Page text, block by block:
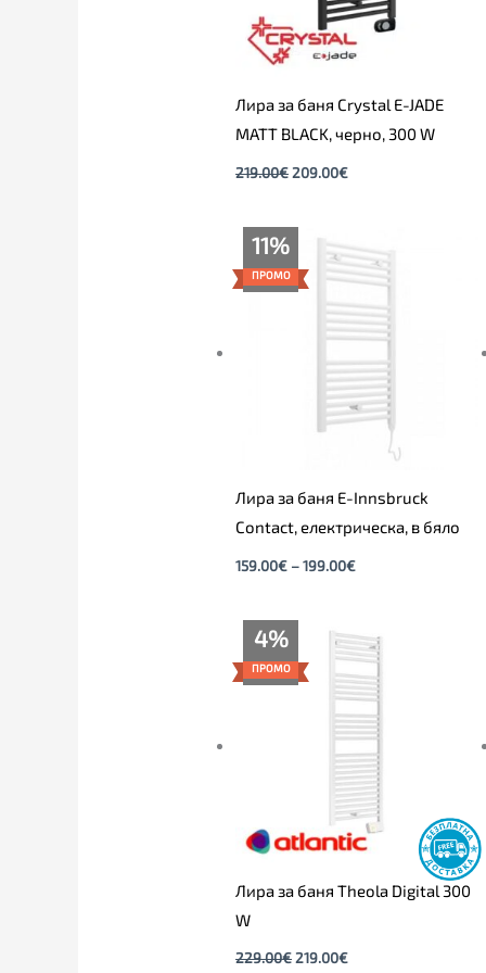
Лира за баня Crystal E-JADE
MATT BLACK, черно, 300 W
219.00€209.00€
11%
ПРОМО
Лира за баня E-Innsbruck
Contact, електрическа, в бяло
159.00€ –199.00€
range:
159.00€
through
199.00€
4%
ПРОМО
Лира за баня Theola Digital 300
W
229.00€
Original
was:
229.00€.
219.00€
цена
е:
219.00€.